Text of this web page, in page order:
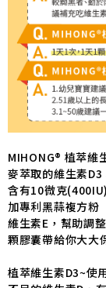
MIHONG® 植萃
麥萃取的維生素
含有10微克
加專利黑蒜複方粉
維生素E，幫助調
顆膠囊帶給你大大
植萃維生素D3~使